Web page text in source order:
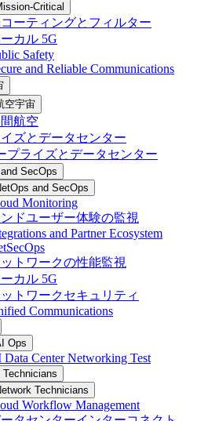
Critical
ーティングとフィルター
ーカル 5G
Safety
and Reliable Communications
空宇宙
航空
ズとデータセンター
プライズとデータセンター
SecOps
and SecOps
Monitoring
ドユーザー体験の監視
and Partner Ecosystem
トワークの性能監視
ーカル 5G
トワークセキュリティ
Communications
Ops
Data Center Networking Test
Technicians
Technicians
Workflow Management